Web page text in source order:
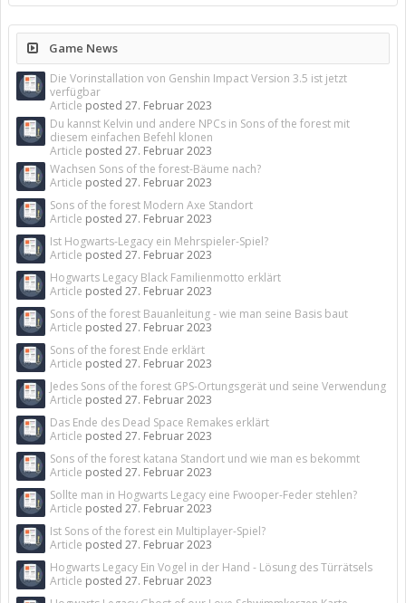
Game News
Die Vorinstallation von Genshin Impact Version 3.5 ist jetzt
verfügbar
Article posted 27. Februar 2023
Du kannst Kelvin und andere NPCs in Sons of the forest mit
diesem einfachen Befehl klonen
Article posted 27. Februar 2023
Wachsen Sons of the forest-Bäume nach?
Article posted 27. Februar 2023
Sons of the forest Modern Axe Standort
Article posted 27. Februar 2023
Ist Hogwarts-Legacy ein Mehrspieler-Spiel?
Article posted 27. Februar 2023
Hogwarts Legacy Black Familienmotto erklärt
Article posted 27. Februar 2023
Sons of the forest Bauanleitung - wie man seine Basis baut
Article posted 27. Februar 2023
Sons of the forest Ende erklärt
Article posted 27. Februar 2023
Jedes Sons of the forest GPS-Ortungsgerät und seine Verwendung
Article posted 27. Februar 2023
Das Ende des Dead Space Remakes erklärt
Article posted 27. Februar 2023
Sons of the forest katana Standort und wie man es bekommt
Article posted 27. Februar 2023
Sollte man in Hogwarts Legacy eine Fwooper-Feder stehlen?
Article posted 27. Februar 2023
Ist Sons of the forest ein Multiplayer-Spiel?
Article posted 27. Februar 2023
Hogwarts Legacy Ein Vogel in der Hand - Lösung des Türrätsels
Article posted 27. Februar 2023